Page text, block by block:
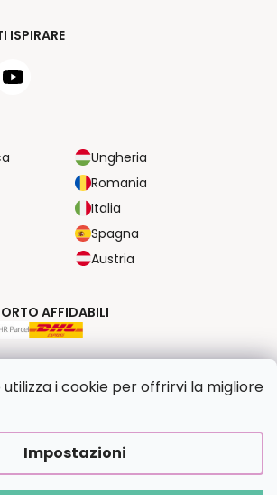
i cookie per offrirvi la migliore
Impostazioni
ISPIRARE
Ungheria
Romania
Italia
Spagna
Austria
AFFIDABILI
da Shoptet Premium|UpraviloFV STUDIO
2026Dipingilo.it. Tutti i diritti riservati.